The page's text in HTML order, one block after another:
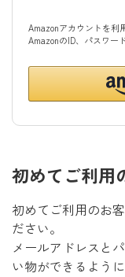
Amazonアカウントを利
AmazonのID、パスワー
初めてご利用
初めてご利用のお
ださい。
メールアドレスと
い物ができるように